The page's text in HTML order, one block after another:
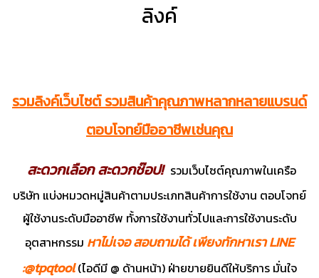
ลิงค์
รวมลิงค์เว็บไซต์ รวมสินค้าคุณภาพหลากหลายแบรนด์
ตอบโจทย์มืออาชีพเช่นคุณ
สะดวกเลือก สะดวกช๊อป! รวมเว็บไซต์คุณภาพในเครือ
บริษัท แบ่งหมวดหมู่สินค้าตามประเภทสินค้าการใช้งาน ตอบโจทย์
ผู้ใช้งานระดับมืออาชีพ ทั้งการใช้งานทั่วไปและการใช้งานระดับ
อุตสาหกรรม หาไม่เจอ สอบถามได้ เพียงทักหาเรา LINE
:@tpqtool (ไอดีมี @ ด้านหน้า) ฝ่ายขายยินดีให้บริการ มั่นใจ